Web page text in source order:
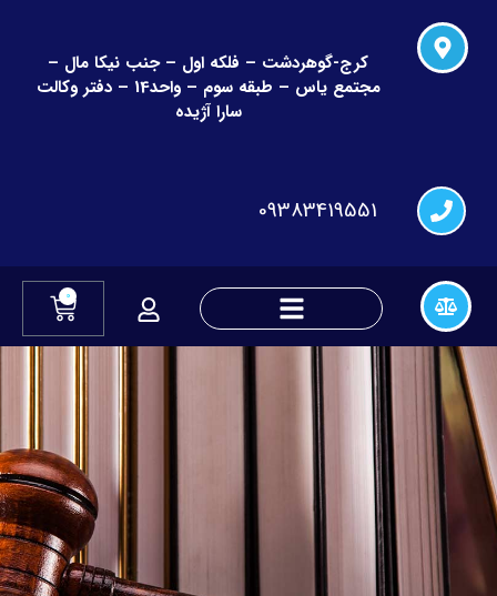
کرج-گوهردشت – فلکه اول – جنب نیکا مال –
مجتمع یاس – طبقه سوم – واحد14 – دفتر وکالت
سارا آژیده
09383419551
0